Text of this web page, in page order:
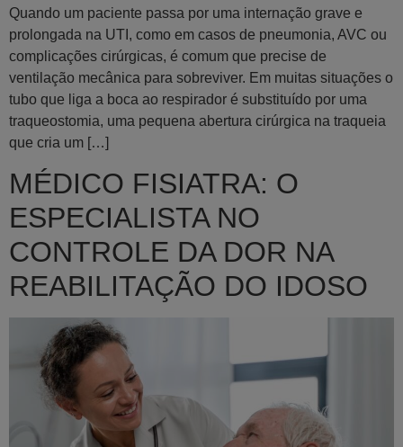
Quando um paciente passa por uma internação grave e
prolongada na UTI, como em casos de pneumonia, AVC ou
complicações cirúrgicas, é comum que precise de
ventilação mecânica para sobreviver. Em muitas situações o
tubo que liga a boca ao respirador é substituído por uma
traqueostomia, uma pequena abertura cirúrgica na traqueia
que cria um […]
MÉDICO FISIATRA: O
ESPECIALISTA NO
CONTROLE DA DOR NA
REABILITAÇÃO DO IDOSO